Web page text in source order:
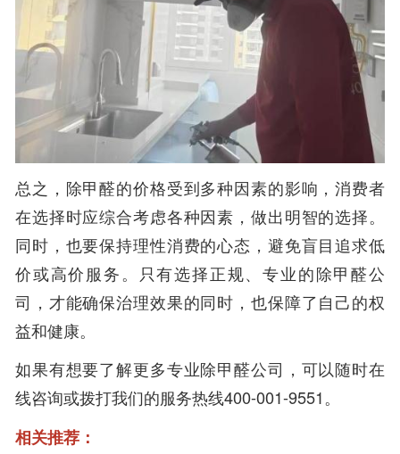
总之，除甲醛的价格受到多种因素的影响，消费者
在选择时应综合考虑各种因素，做出明智的选择。
同时，也要保持理性消费的心态，避免盲目追求低
价或高价服务。只有选择正规、专业的除甲醛公
司，才能确保治理效果的同时，也保障了自己的权
益和健康。
如果有想要了解更多专业除甲醛公司，可以随时在
线咨询或拨打我们的服务热线400-001-9551。
相关推荐：